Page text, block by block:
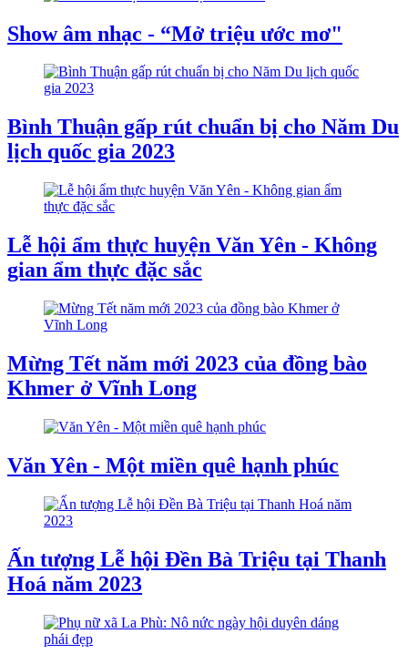
Show âm nhạc - “Mở triệu ước mơ"
Bình Thuận gấp rút chuẩn bị cho Năm Du
lịch quốc gia 2023
Lễ hội ẩm thực huyện Văn Yên - Không
gian ẩm thực đặc sắc
Mừng Tết năm mới 2023 của đồng bào
Khmer ở Vĩnh Long
Văn Yên - Một miền quê hạnh phúc
Ấn tượng Lễ hội Đền Bà Triệu tại Thanh
Hoá năm 2023